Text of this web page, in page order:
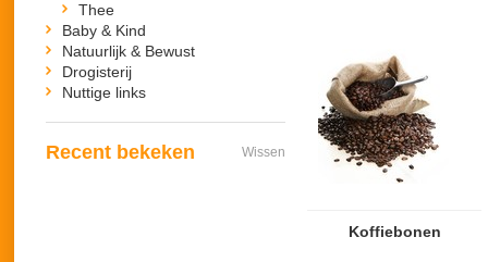
Koffiebonen
Thee
Baby & Kind
Natuurlijk & Bewust
Drogisterij
Nuttige links
Recent bekeken Wissen